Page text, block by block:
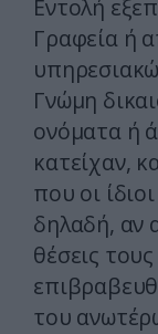
Εντολή
Γραφεία ή
Γνώμη
ονόματα ή
κατείχαν,
που οι
δηλαδή, αν
θέσεις
του